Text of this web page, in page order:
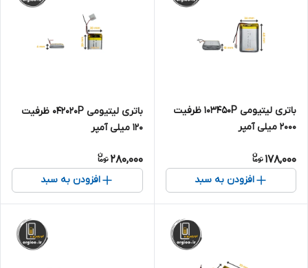
باتری لیتیومی 103450P ظرفیت
2000 میلی آمپر
178,000
افزودن به سبد
باتری لیتیومی 042020P ظرفیت
120 میلی آمپر
280,000
افزودن به سبد